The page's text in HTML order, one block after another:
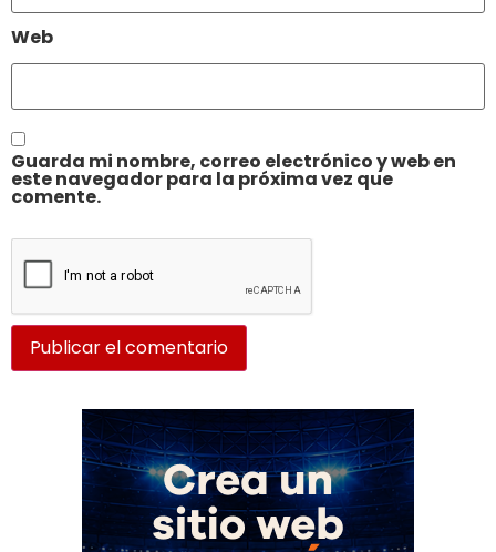
Web
Guarda mi nombre, correo electrónico y web en
este navegador para la próxima vez que
comente.